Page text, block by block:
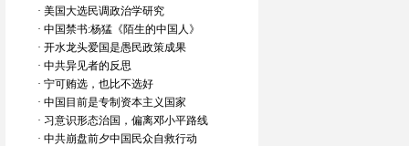
· 美国大选民调政治学研究
· 中国禁书:杨猛《陌生的中国人》
· 开水龙头爱国是愚民政策成果
· 中共异见者的反思
· 宁可贿选，也比不选好
· 中国目前是专制资本主义国家
· 习意识形态治国，偏离邓小平路线
· 中共崩盘前夕中国民众自救行动